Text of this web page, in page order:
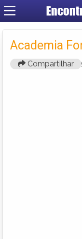
Academia
Compartilhar